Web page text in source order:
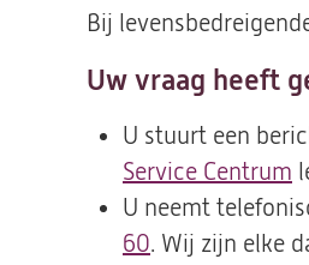
Bij
Uw vraag heeft
U stuurt een
Service Centrum
U neemt
60. Wij zijn elke